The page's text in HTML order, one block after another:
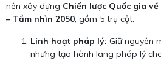
nên xây dựng Chiến lược Quốc gia
– Tầm nhìn 2050, gồm 5 trụ cột:
Linh hoạt pháp lý: Giữ nguyên
nhưng tạo hành lang pháp lý